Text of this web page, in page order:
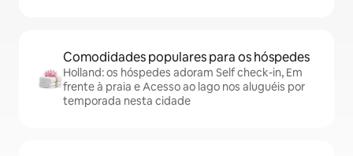
Comodidades populares para os hóspedes
Holland: os hóspedes adoram Self check-in, Em
frente à praia e Acesso ao lago nos aluguéis por
temporada nesta cidade